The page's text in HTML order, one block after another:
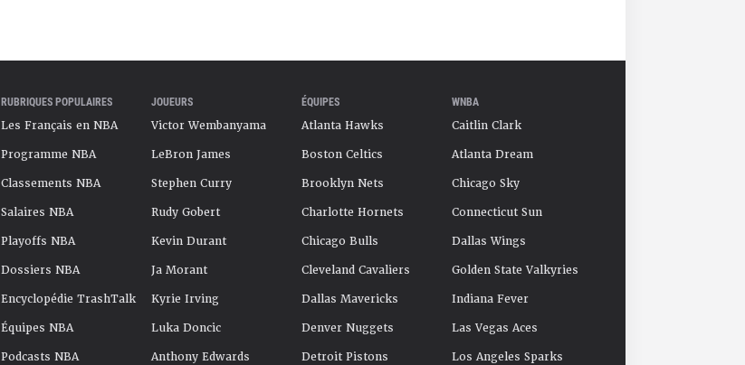
RUBRIQUES POPULAIRES
Les Français en NBA
Programme NBA
Classements NBA
Salaires NBA
Playoffs NBA
Dossiers NBA
Encyclopédie TrashTalk
Équipes NBA
Podcasts NBA
JOUEURS
Victor Wembanyama
LeBron James
Stephen Curry
Rudy Gobert
Kevin Durant
Ja Morant
Kyrie Irving
Luka Doncic
Anthony Edwards
ÉQUIPES
Atlanta Hawks
Boston Celtics
Brooklyn Nets
Charlotte Hornets
Chicago Bulls
Cleveland Cavaliers
Dallas Mavericks
Denver Nuggets
Detroit Pistons
WNBA
Caitlin Clark
Atlanta Dream
Chicago Sky
Connecticut Sun
Dallas Wings
Golden State Valkyries
Indiana Fever
Las Vegas Aces
Los Angeles Sparks